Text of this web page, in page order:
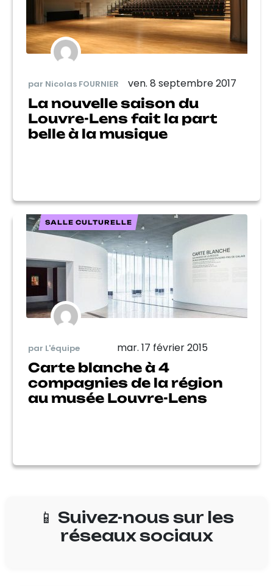
par Nicolas FOURNIER ven. 8 septembre 2017
La nouvelle saison du
Louvre-Lens fait la part
belle à la musique
SALLE CULTURELLE
par L'équipe mar. 17 février 2015
Carte blanche à 4
compagnies de la région
au musée Louvre-Lens
📱 Suivez-nous sur les
réseaux sociaux